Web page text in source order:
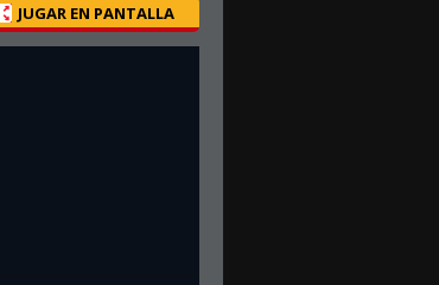
JUGAR EN PANTALLA